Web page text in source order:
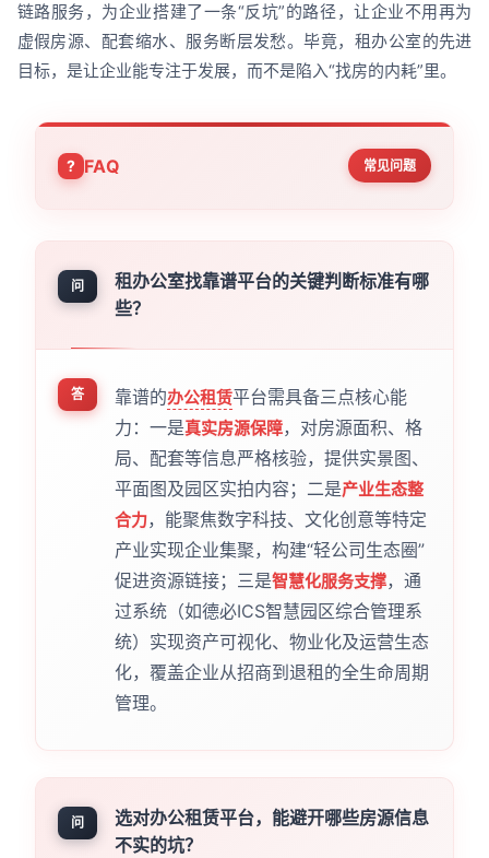
链路服务，为企业搭建了一条“反坑”的路径，让企业不用再为
虚假房源、配套缩水、服务断层发愁。毕竟，租办公室的先进
目标，是让企业能专注于发展，而不是陷入“找房的内耗”里。
FAQ 常见问题
问
租办公室找靠谱平台的关键判断标准有哪
些？
答 靠谱的办公租赁平台需具备三点核心能
力：一是真实房源保障，对房源面积、格
局、配套等信息严格核验，提供实景图、
平面图及园区实拍内容；二是产业生态整
合力，能聚焦数字科技、文化创意等特定
产业实现企业集聚，构建“轻公司生态圈”
促进资源链接；三是智慧化服务支撑，通
过系统（如德必ICS智慧园区综合管理系
统）实现资产可视化、物业化及运营生态
化，覆盖企业从招商到退租的全生命周期
管理。
问
选对办公租赁平台，能避开哪些房源信息
不实的坑？